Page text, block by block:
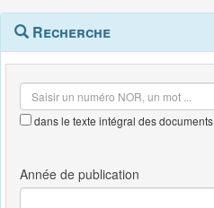
Navigation
outils
Menu
contextuel
Recherche
dans le texte intégral des documents